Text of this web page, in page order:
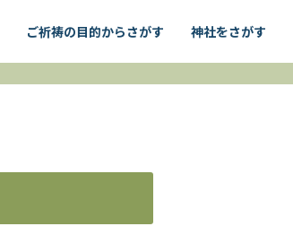
ご祈祷の目的からさがす 神社をさがす